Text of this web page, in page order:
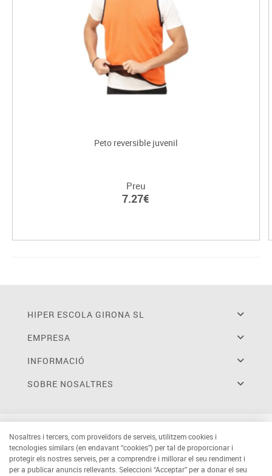
Peto reversible juvenil
Preu
7.27€
HIPER ESCOLA GIRONA SL
EMPRESA
INFORMACIÓ
SOBRE NOSALTRES
Nosaltres i tercers, com proveïdors de serveis, utilitzem cookies i
tecnologies similars (en endavant “cookies”) per tal de proporcionar i
protegir els nostres serveis, per a comprendre i millorar el seu rendiment i
per a publicar anuncis rellevants. Seleccioni “Acceptar” per a donar el seu